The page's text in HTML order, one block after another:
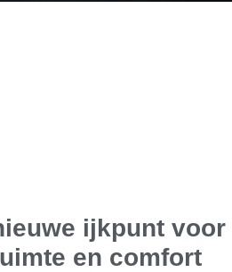
ijkpunt voor
en comfort